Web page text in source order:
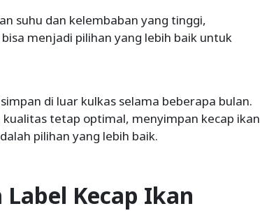
suhu dan kelembaban yang tinggi,
menjadi pilihan yang lebih baik untuk
di luar kulkas selama beberapa bulan.
tetap optimal, menyimpan kecap ikan
pilihan yang lebih baik.
Kecap Ikan